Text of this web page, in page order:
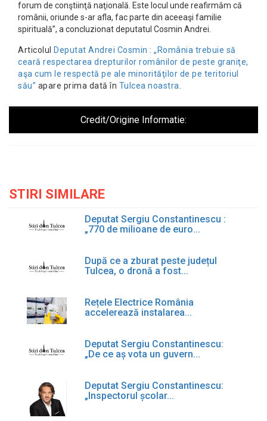
forum de conştiinţă naţională. Este locul unde reafirmăm că
românii, oriunde s-ar afla, fac parte din aceeaşi familie
spirituală”, a concluzionat deputatul Cosmin Andrei.
Articolul
Deputat Andrei Cosmin : „România trebuie să
ceară respectarea drepturilor românilor de peste graniţe,
aşa cum le respectă pe ale minorităţilor de pe teritoriul
său” apare prima dată în Tulcea noastra.
Credit/Origine Informatie:
STIRI SIMILARE
Deputat Sergiu Constantinescu :
„770 de milioane de euro...
După ce a zburat peste județul
Tulcea, o dronă a fost...
Rețele Electrice România
accelerează instalarea...
Deputat Sergiu Constantinescu:
„De ce aș vota un guvern...
Deputat Sergiu Constantinescu:
„Inspectorul școlar...